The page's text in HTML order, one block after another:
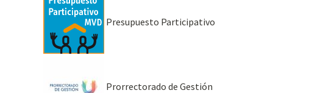
Presupuesto Participativo
Prorrectorado de Gestión